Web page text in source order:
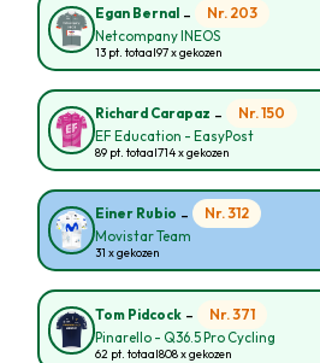
Egan Bernal - Nr. 203
Netcompany INEOS
13 pt. totaal97 x gekozen
Richard Carapaz - Nr. 150
EF Education - EasyPost
89 pt. totaal714 x gekozen
Einer Rubio - Nr. 312
Movistar Team
31 x gekozen
Tom Pidcock - Nr. 371
Pinarello - Q36.5 Pro Cycling
62 pt. totaal808 x gekozen